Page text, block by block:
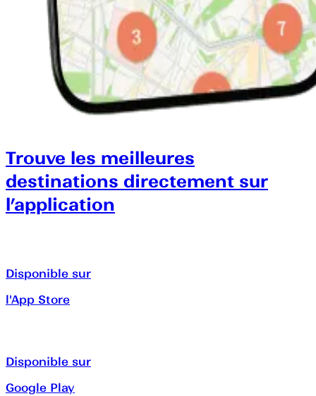
Trouve les meilleures
destinations directement sur
l’application
Disponible sur
l'App Store
Disponible sur
Google Play